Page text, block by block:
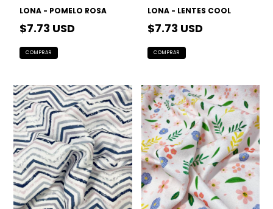
LONA - POMELO ROSA
$7.73 USD
LONA - LENTES COOL
$7.73 USD